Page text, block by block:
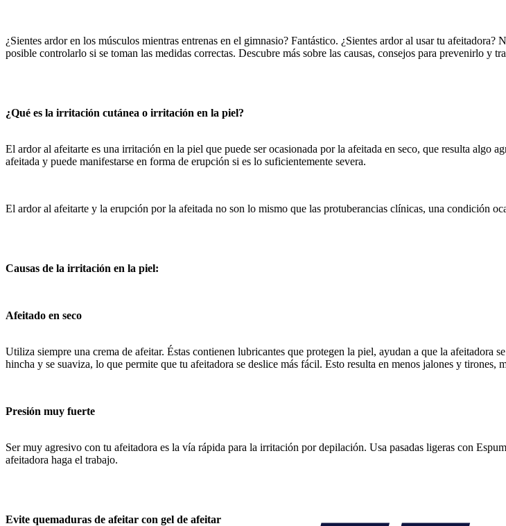
¿Sientes ardor en los músculos mientras entrenas en el gimnasio? Fantástico. ¿Sientes ardor al usar tu
posible controlarlo si se toman las medidas correctas. Descubre más sobre las causas, consejos para prevenirlo y
¿Qué es la irritación cutánea o irritación en la piel?
El ardor al afeitarte es una irritación en la piel que puede ser ocasionada por la afeitada en seco, que resulta algo
afeitada y puede manifestarse en forma de erupción si es lo suficientemente severa.
El ardor al afeitarte y la erupción por la afeitada no son lo mismo que las protuberancias clínicas, una condición
Causas de la irritación en la piel:
Afeitado en seco
Utiliza siempre una crema de afeitar. Éstas contienen lubricantes que protegen la piel, ayudan a que la afeitadora
hincha y se suaviza, lo que permite que tu afeitadora se deslice más fácil. Esto resulta en menos jalones y tirones,
Presión muy fuerte
Ser muy agresivo con tu afeitadora es la vía rápida para la irritación por depilación. Usa pasadas ligeras con
afeitadora haga el trabajo.
Evite quemaduras de afeitar con gel de afeitar